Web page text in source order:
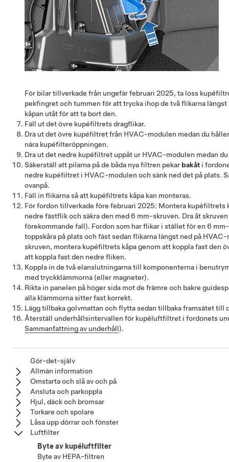
För bilar tillverkade från ungefär februari 2025, ta loss
pekfingret och tummen för att trycka ihop de två flikarna
kåpan utåt för att ta bort den.
Fäll ut det övre kupéfiltrets dragflikar.
Dra ut det övre kupéfiltret från HVAC-modulen medan du
nära kupéfilteröppningen.
Dra ut det nedre kupéfiltret uppåt ur HVAC-modulen medan
Säkerställ att pilarna på de båda nya filtren pekar bakåt i
nedre kupéfiltret i HVAC-modulen och sänk ned det på plats.
ovanpå.
Fäll in flikarna så att kupéfiltrets kåpa kan monteras.
För fordon tillverkade före februari 2025: Montera kupéfiltrets
nedre fästflik och säkra den med 6 mm-skruven. Dra åt
förekommande fall). Fordon som har flikar i stället för en 6
toppskåra på plats och fäst sedan flikarna längst ned på
skruven, montera kupéfiltrets kåpa genom att koppla fast den
att koppla fast den nedre fliken.
Koppla in de två elanslutningarna till komponenterna i
med tryckklämmorna (eller magneter).
Rikta in panelen på höger sida mot de främre och bakre
alla klämmorna sitter fast korrekt.
Lägg tillbaka golvmattan och flytta sedan tillbaka framsätet till
Återställ underhållsintervallen för kupéluftfiltret i fordonets
Sammanfattning av underhåll).
Gör-det-själv
Allmän information
Omstarta och slå av och på
Ansluta och parkoppla
Hjul, däck och bromsar
Torkare och spolare
Låsa upp dörrar och fönster
Luftfilter
Byte av kupéluftfilter
Byte av HEPA-filtren